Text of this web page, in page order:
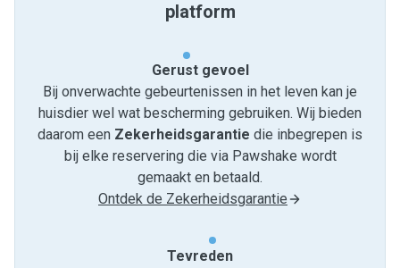
platform
Gerust gevoel
Bij onverwachte gebeurtenissen in het leven kan je
huisdier wel wat bescherming gebruiken. Wij bieden
daarom een Zekerheidsgarantie die inbegrepen is
bij elke reservering die via Pawshake wordt
gemaakt en betaald.
Ontdek de Zekerheidsgarantie
Tevreden